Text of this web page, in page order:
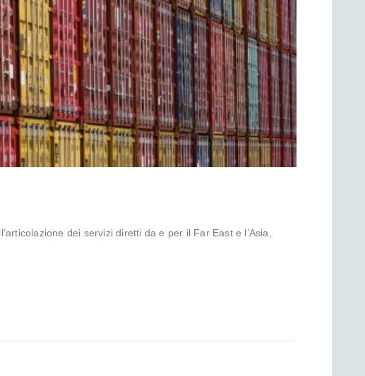
dei servizi diretti da e per il Far East e l’Asia,